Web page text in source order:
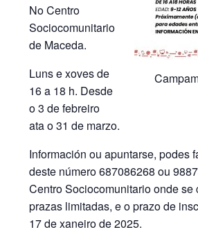
No Centro
Sociocomunitario
de Maceda.
Luns e xoves de
16 a 18 h. Desde
o 3 de febreiro
ata o 31 de marzo.
Información ou apuntarse, podes
deste número 687086268 ou
Centro Sociocomunitario onde se
prazas limitadas, e o prazo de
17 de xaneiro de 2025.